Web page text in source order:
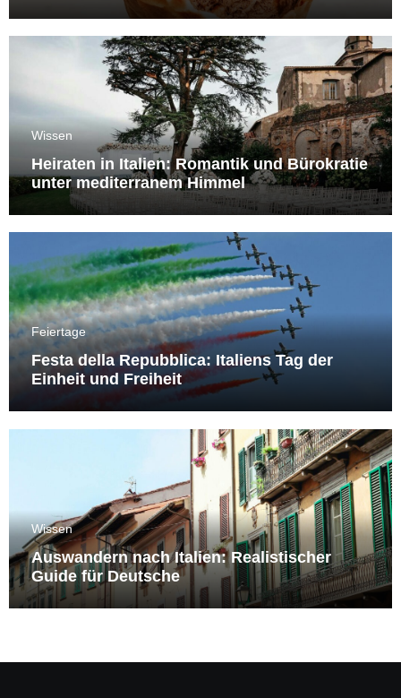
Wissen
Heiraten in Italien: Romantik und Bürokratie
unter mediterranem Himmel
Feiertage
Festa della Repubblica: Italiens Tag der
Einheit und Freiheit
Wissen
Auswandern nach Italien: Realistischer
Guide für Deutsche